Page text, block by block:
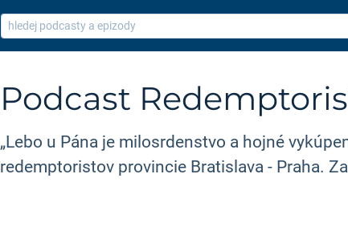
Podcast
„Lebo u Pána je milosrdenstvo a hojné
redemptoristov provincie Bratislava - Praha.